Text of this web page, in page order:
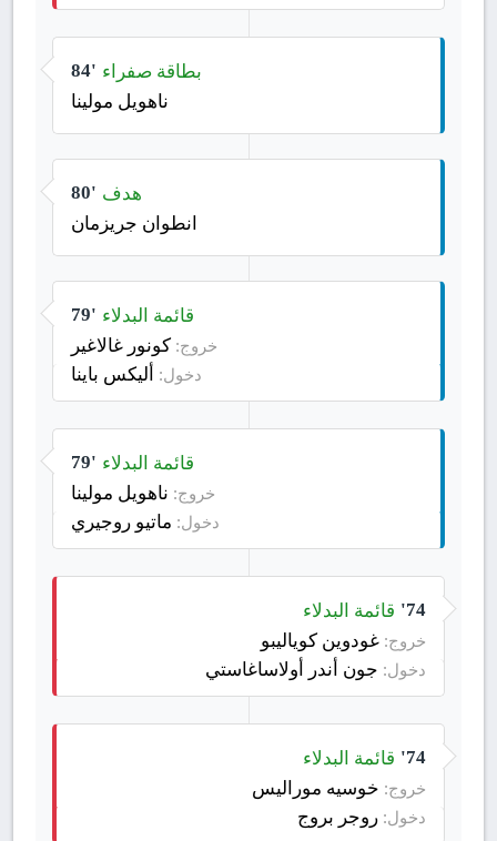
84' بطاقة صفراء
ناهويل مولينا
80' هدف
انطوان جريزمان
79' قائمة البدلاء
خروج: كونور غالاغير
دخول: أليكس باينا
79' قائمة البدلاء
خروج: ناهويل مولينا
دخول: ماتيو روجيري
74' قائمة البدلاء
خروج: غودوين كوياليبو
دخول: جون أندر أولاساغاستي
74' قائمة البدلاء
خروج: خوسيه موراليس
دخول: روجر بروج